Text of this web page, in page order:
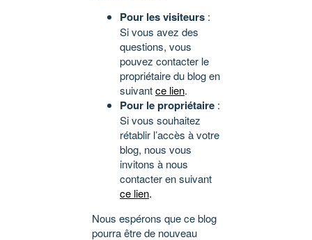
Pour les visiteurs :
Si vous avez des
questions, vous
pouvez contacter le
propriétaire du blog en
suivantce lien.
Pour le propriétaire :
Si vous souhaitez
rétablir l’accès à votre
blog, nous vous
invitons à nous
contacter en suivant
ce lien.
Nous espérons que ce blog
pourra être de nouveau